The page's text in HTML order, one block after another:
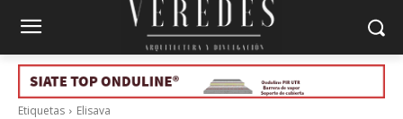
Etiquetas Elisava